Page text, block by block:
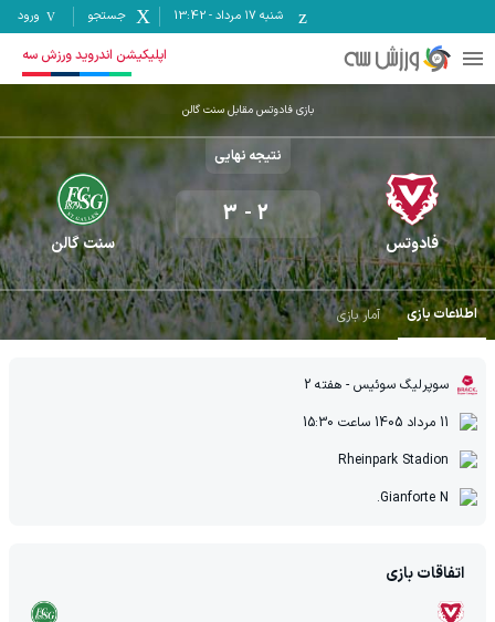
شنبه ۱۷ مرداد -
13:42 جستجو ورود
اپلیکیشن اندروید ورزش سه
بازی فادوتس مقابل سنت گالن
نتیجه نهایی
فادوتس
2
-
3
سنت گالن
اطلاعات بازی آمار بازی
سوپرلیگ سوئیس - هفته 2
11 مرداد 1405
ساعت 15:30
Rheinpark Stadion
Gianforte N.
اتفاقات بازی